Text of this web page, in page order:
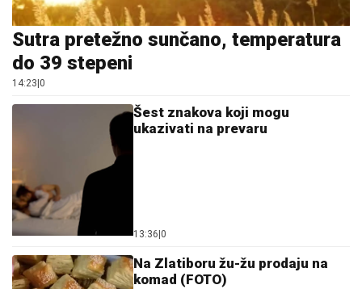
Sutra pretežno sunčano, temperatura
do 39 stepeni
14:23 0
Šest znakova koji mogu
ukazivati na prevaru
13:36 0
Na Zlatiboru žu-žu prodaju na
komad (FOTO)